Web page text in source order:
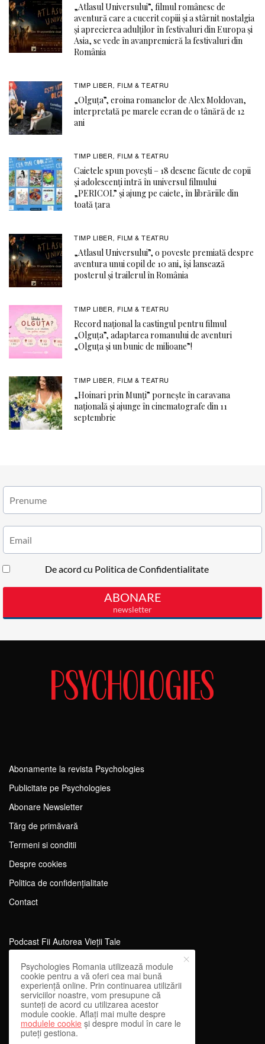
„Atlasul Universului”, filmul românesc de
aventură care a cucerit copiii și a stârnit nostalgia
și aprecierea adulților în festivaluri din Europa și
Asia, se vede în avanpremieră la festivaluri din
România
TIMP LIBER , FILM & TEATRU
„Olguța”, eroina romanelor de Alex Moldovan,
interpretată pe marele ecran de o tânără de 12
ani
TIMP LIBER , FILM & TEATRU
Caietele spun povești – 18 desene făcute de copii
și adolescenți intră în universul filmului
„PERICOL” și ajung pe caiete, în librăriile din
toată țara
TIMP LIBER , FILM & TEATRU
„Atlasul Universului”, o poveste premiată despre
aventura unui copil de 10 ani, își lansează
posterul și trailerul în România
TIMP LIBER , FILM & TEATRU
Record național la castingul pentru filmul
„Olguța”, adaptarea romanului de aventuri
„Olguța și un bunic de milioane”!
TIMP LIBER , FILM & TEATRU
„Hoinari prin Munți” pornește în caravana
națională și ajunge în cinematografe din 11
septembrie
Abonamente la revista Psychologies
Publicitate pe Psychologies
Abonare Newsletter
Tărg de primăvară
Termeni si conditii
Despre cookies
Politica de confidențialitate
Contact
Podcast Fii Autorea Vieții Tale
Evenimente Fii Autoarea Vieții Tale!
SportEdu
Antrenament Mental pentru Sportivi
Learning Network
WEnough
Psychologies Romania utilizează module
cookie pentru a vă oferi cea mai bună
experiență online. Prin continuarea utilizării
serviciilor noastre, vom presupune că
sunteți de acord cu utilizarea acestor
module cookie. Aflați mai multe despre
modulele cookie și despre modul în care le
puteți gestiona.